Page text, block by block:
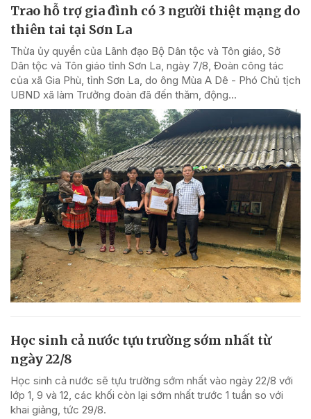
Trao hỗ trợ gia đình có 3 người thiệt mạng do
thiên tai tại Sơn La
Thừa ủy quyền của Lãnh đạo Bộ Dân tộc và Tôn giáo, Sở
Dân tộc và Tôn giáo tỉnh Sơn La, ngày 7/8, Đoàn công tác
của xã Gia Phù, tỉnh Sơn La, do ông Mùa A Dê - Phó Chủ tịch
UBND xã làm Trưởng đoàn đã đến thăm, động...
Học sinh cả nước tựu trường sớm nhất từ
ngày 22/8
Học sinh cả nước sẽ tựu trường sớm nhất vào ngày 22/8 với
lớp 1, 9 và 12, các khối còn lại sớm nhất trước 1 tuần so với
khai giảng, tức 29/8.